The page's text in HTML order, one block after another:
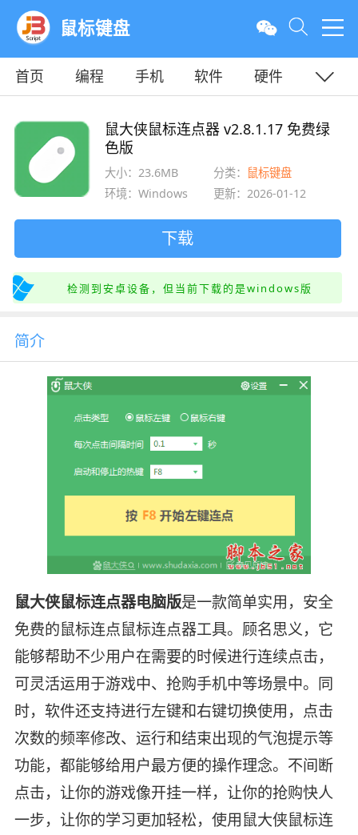
鼠标键盘
首页 编程 手机 软件
硬件
鼠大侠鼠标连点器 v2.8.1.17 免费绿
色版
大小：23.6MB 分类： 鼠标键盘
环境：Windows
更新：2026-01-12
下载
检测到安卓设备，但当前下载的是windows版
简介
鼠大侠鼠标连点器电脑版是一款简单实用，安全
免费的鼠标连点鼠标连点器工具。顾名思义，它
能够帮助不少用户在需要的时候进行连续点击，
可灵活运用于游戏中、抢购手机中等场景中。同
时，软件还支持进行左键和右键切换使用，点击
次数的频率修改、运行和结束出现的气泡提示等
功能，都能够给用户最方便的操作理念。不间断
点击，让你的游戏像开挂一样，让你的抢购快人
一步，让你的学习更加轻松，使用鼠大侠鼠标连